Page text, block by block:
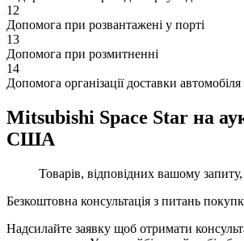
12
Допомога при розвантажені у порті
13
Допомога при розмитненні
14
Допомога організації доставки автомобіля
Mitsubishi Space Star на
США
Товарів, відповідних вашому
Безкоштовна консультація з питань
Надсилайте заявку щоб отримати